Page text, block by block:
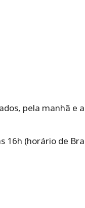
pela manhã e
16h (horário de